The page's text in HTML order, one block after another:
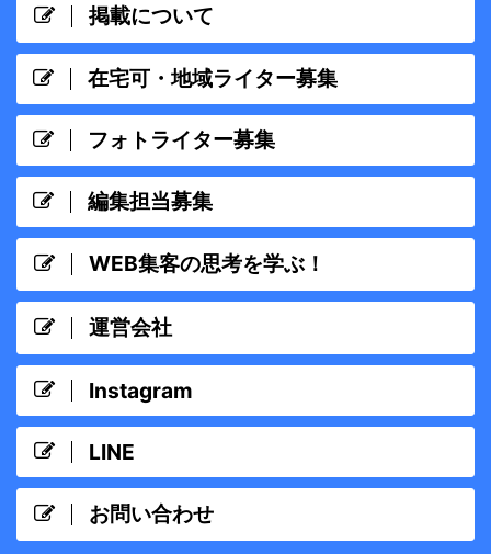
掲載について
在宅可・地域ライター募集
フォトライター募集
編集担当募集
WEB集客の思考を学ぶ！
運営会社
Instagram
LINE
お問い合わせ